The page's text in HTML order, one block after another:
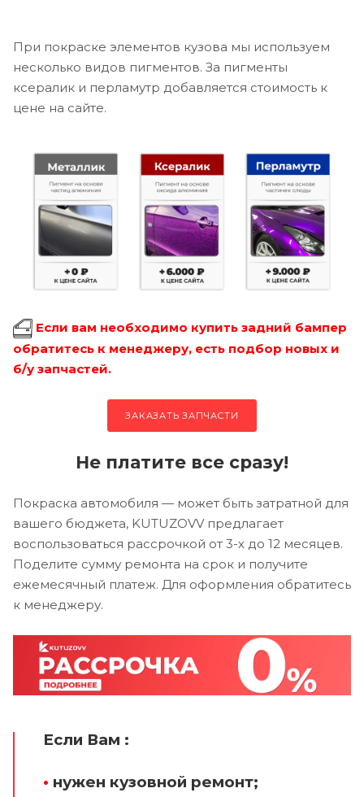
При покраске элементов кузова мы используем
несколько видов пигментов. За пигменты
ксералик и перламутр добавляется стоимость к
цене на сайте.
Если вам необходимо купить задний бампер
обратитесь к менеджеру, есть подбор новых и
б/у запчастей.
ЗАКАЗАТЬ ЗАПЧАСТИ
Не платите все сразу!
Покраска автомобиля — может быть затратной для
вашего бюджета, KUTUZOVV предлагает
воспользоваться рассрочкой от 3-х до 12 месяцев.
Поделите сумму ремонта на срок и получите
ежемесячный платеж. Для оформления обратитесь
к менеджеру.
Если Вам :
• нужен кузовной ремонт;